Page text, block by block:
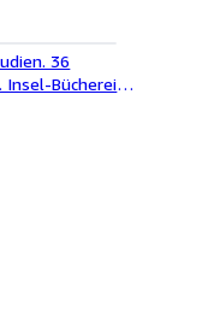
36
Insel-Bücherei